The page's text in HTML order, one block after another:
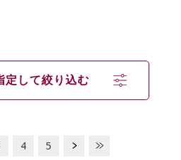
定して絞り込む
4 5